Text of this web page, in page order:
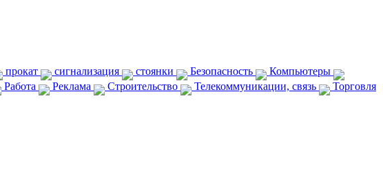
прокат сигнализация стоянки Безопасность
Компьютеры
Работа Реклама Строительство Телекоммуникации, связь
Торговля